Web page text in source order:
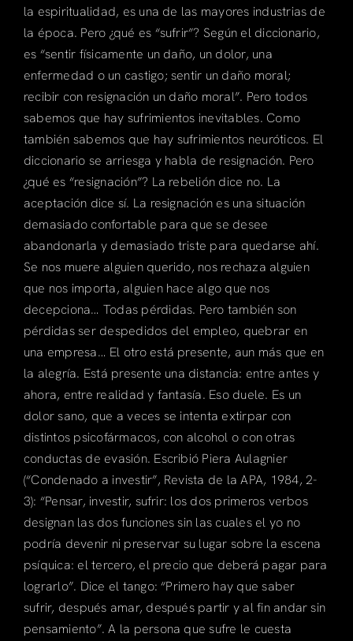
la espiritualidad, es una de las mayores industrias de
la época. Pero ¿qué es “sufrir”? Según el diccionario,
es “sentir físicamente un daño, un dolor, una
enfermedad o un castigo; sentir un daño moral;
recibir con resignación un daño moral”. Pero todos
sabemos que hay sufrimientos inevitables. Como
también sabemos que hay sufrimientos neuróticos. El
diccionario se arriesga y habla de resignación. Pero
¿qué es “resignación”? La rebelión dice no. La
aceptación dice sí. La resignación es una situación
demasiado confortable para que se desee
abandonarla y demasiado triste para quedarse ahí.
Se nos muere alguien querido, nos rechaza alguien
que nos importa, alguien hace algo que nos
decepciona… Todas pérdidas. Pero también son
pérdidas ser despedidos del empleo, quebrar en
una empresa… El otro está presente, aun más que en
la alegría. Está presente una distancia: entre antes y
ahora, entre realidad y fantasía. Eso duele. Es un
dolor sano, que a veces se intenta extirpar con
distintos psicofármacos, con alcohol o con otras
conductas de evasión. Escribió Piera Aulagnier
(“Condenado a investir”, Revista de la APA, 1984, 2-
3): “Pensar, investir, sufrir: los dos primeros verbos
designan las dos funciones sin las cuales el yo no
podría devenir ni preservar su lugar sobre la escena
psíquica: el tercero, el precio que deberá pagar para
lograrlo”. Dice el tango: “Primero hay que saber
sufrir, después amar, después partir y al fin andar sin
pensamiento”. A la persona que sufre le cuesta